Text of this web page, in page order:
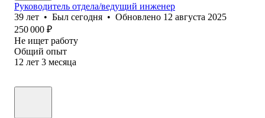
Руководитель отдела/ведущий инженер
39 лет • Был сегодня • Обновлено 12 августа 2025
250 000 ₽
Не ищет работу
Общий опыт
12 лет 3 месяца